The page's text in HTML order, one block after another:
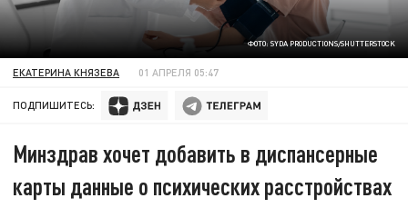
ФОТО: SYDA PRODUCTIONS/SHUTTERSTOCK
ЕКАТЕРИНА КНЯЗЕВА 01 АПРЕЛЯ 05:47
ПОДПИШИТЕСЬ:
Минздрав хочет добавить в диспансерные
карты данные о психических расстройствах